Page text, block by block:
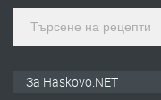
За Haskovo.NET